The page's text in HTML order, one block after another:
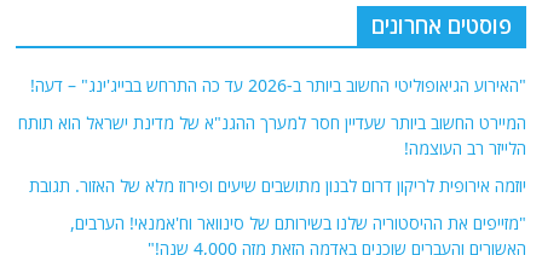
פוסטים אחרונים
"האירוע הגיאופוליטי החשוב ביותר ב-2026 עד כה התרחש בבייג'ינג" – דעה!
המיירט החשוב ביותר שעדיין חסר למערך ההגנ"א של מדינת ישראל הוא תותח
הלייזר רב העוצמה!
יוזמה אירופית לריקון דרום לבנון מתושבים שיעים ופירוז מלא של האזור. תגובת
"מזייפים את ההיסטוריה שלנו בשירותם של סינוואר וח'אמנאי! הערבים,
האשורים והעברים שוכנים באדמה הזאת מזה 4,000 שנה!"